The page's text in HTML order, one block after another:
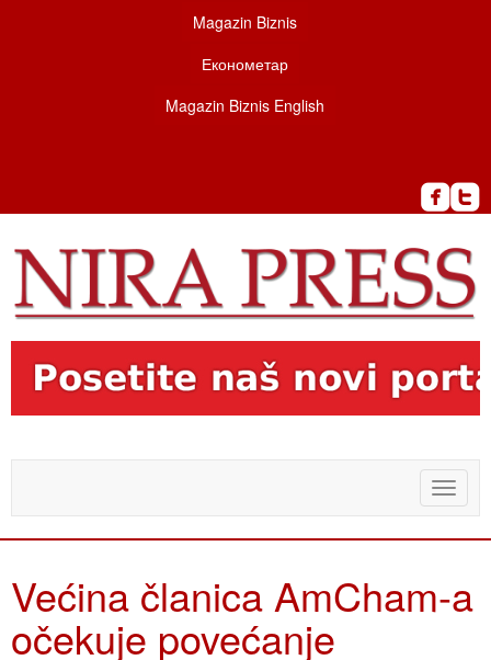
Magazin Biznis
Економетар
Magazin Biznis English
Toggle
Većina članica AmCham-a
očekuje povećanje